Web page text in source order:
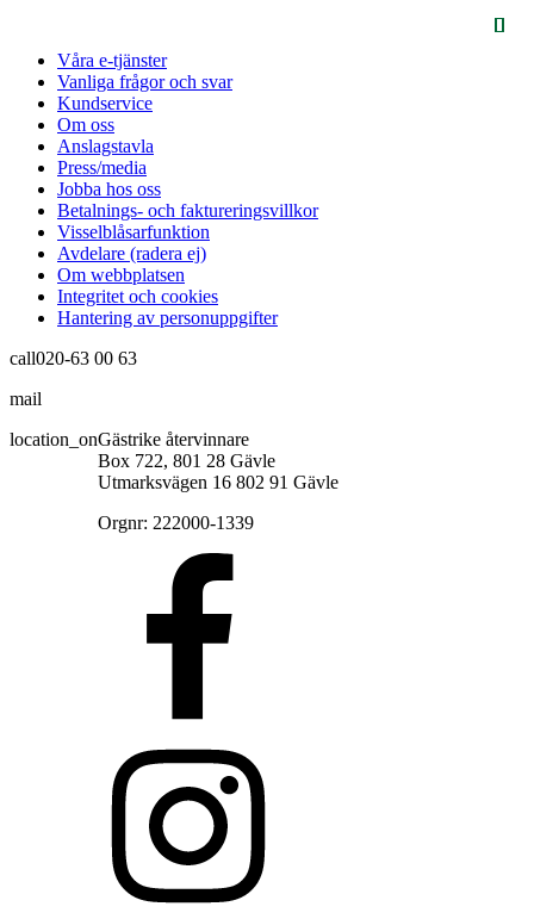
Våra e-tjänster
Vanliga frågor och svar
Kundservice
Om oss
Anslagstavla
Press/media
Jobba hos oss
Betalnings- och faktureringsvillkor
Visselblåsarfunktion
Avdelare (radera ej)
Om webbplatsen
Integritet och cookies
Hantering av personuppgifter
call020-63 00 63
mail
location_onGästrike återvinnare
Box 722, 801 28 Gävle
Utmarksvägen 16 802 91 Gävle
Orgnr: 222000-1339